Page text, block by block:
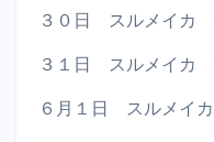
３０日 スルメイカ
３１日 スルメイカ
６月１日 スルメイ